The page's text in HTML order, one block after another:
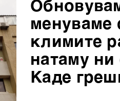
менуваме
климите
натаму
Каде